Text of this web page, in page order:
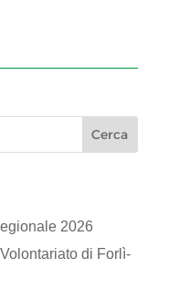
2026
di Forlì-